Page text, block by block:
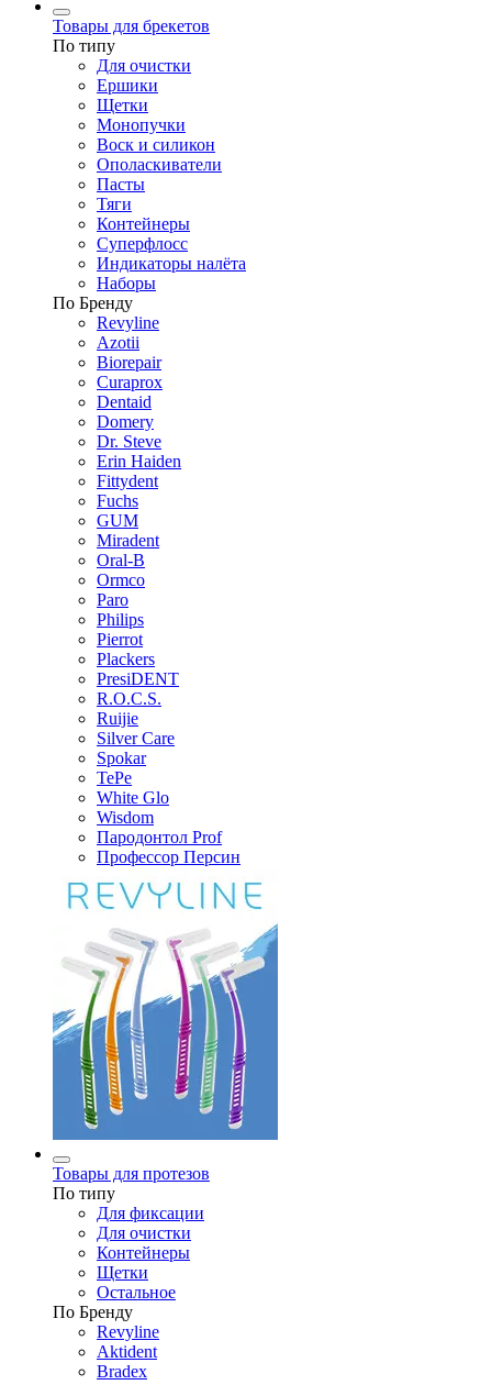
Товары для брекетов
По типу
Для очистки
Ершики
Щетки
Монопучки
Воск и силикон
Ополаскиватели
Пасты
Тяги
Контейнеры
Суперфлосс
Индикаторы налёта
Наборы
По Бренду
Revyline
Azotii
Biorepair
Curaprox
Dentaid
Domery
Dr. Steve
Erin Haiden
Fittydent
Fuchs
GUM
Miradent
Oral-B
Ormco
Paro
Philips
Pierrot
Plackers
PresiDENT
R.O.C.S.
Ruijie
Silver Care
Spokar
TePe
White Glo
Wisdom
Пародонтол Prof
Профессор Персин
Товары для протезов
По типу
Для фиксации
Для очистки
Контейнеры
Щетки
Остальное
По Бренду
Revyline
Aktident
Bradex